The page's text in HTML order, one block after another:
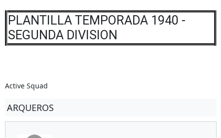
PLANTILLA TEMPORADA 1940 -
SEGUNDA DIVISION
Active Squad
ARQUEROS